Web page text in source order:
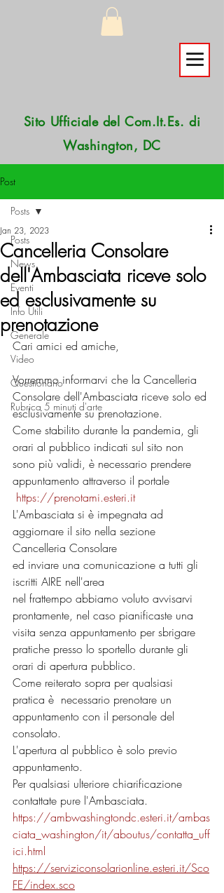
Sito Ufficiale del Com.It.Es. di
Washington, DC
Post
Posts
News
Eventi
Info Utili
Generale
Video
Questionario
Rubrica 5 minuti d'arte
Posts
Cancelleria Consolare
dell'Ambasciata riceve solo
ed esclusivamente su
prenotazione
Jan 23, 2023
Cari amici ed amiche,
Vorremmo informarvi che la Cancelleria
Consolare dell'Ambasciata riceve solo ed
esclusivamente su prenotazione.
Come stabilito durante la pandemia, gli
orari al pubblico indicati sul sito non
sono più validi, è necessario prendere
appuntamento attraverso il portale
https://prenotami.esteri.it
L'Ambasciata si è impegnata ad
aggiornare il sito nella sezione
Cancelleria Consolare
ed inviare una comunicazione a tutti gli
iscritti AIRE nell'area
nel frattempo abbiamo voluto avvisarvi
prontamente, nel caso pianificaste una
visita senza appuntamento per sbrigare
pratiche presso lo sportello durante gli
orari di apertura pubblico.
Come reiterato sopra per qualsiasi
pratica è  necessario prenotare un
appuntamento con il personale del
consolato.
L'apertura al pubblico è solo previo
appuntamento.
Per qualsiasi ulteriore chiarificazione
contattate pure l'Ambasciata.
https://ambwashingtondc.esteri.it/ambas
ciata_washington/it/aboutus/contatta_uff
ici.html
https://serviziconsolarionline.esteri.it/Sco
FE/index.sco